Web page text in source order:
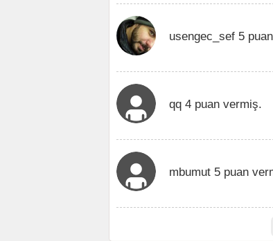
usengec_sef 5
qq 4 puan vermiş.
mbumut 5 puan